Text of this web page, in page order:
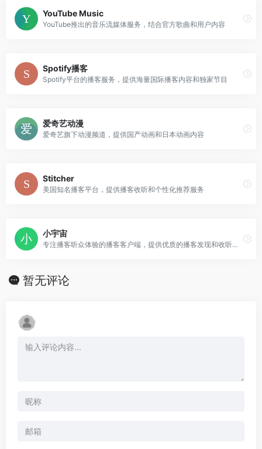
YouTube Music
YouTube推出的音乐流媒体服务，结合官方歌曲和用户内容
Spotify播客
Spotify平台的播客服务，提供海量国际播客内容和独家节目
爱奇艺动漫
爱奇艺旗下动漫频道，提供国产动画和日本动画内容
Stitcher
美国知名播客平台，提供播客收听和个性化推荐服务
小宇宙
专注播客听众体验的播客客户端，提供优质的播客发现和收听服务
暂无评论